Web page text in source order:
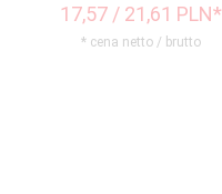
17,57 / 21,61 PLN*
* cena netto / brutto